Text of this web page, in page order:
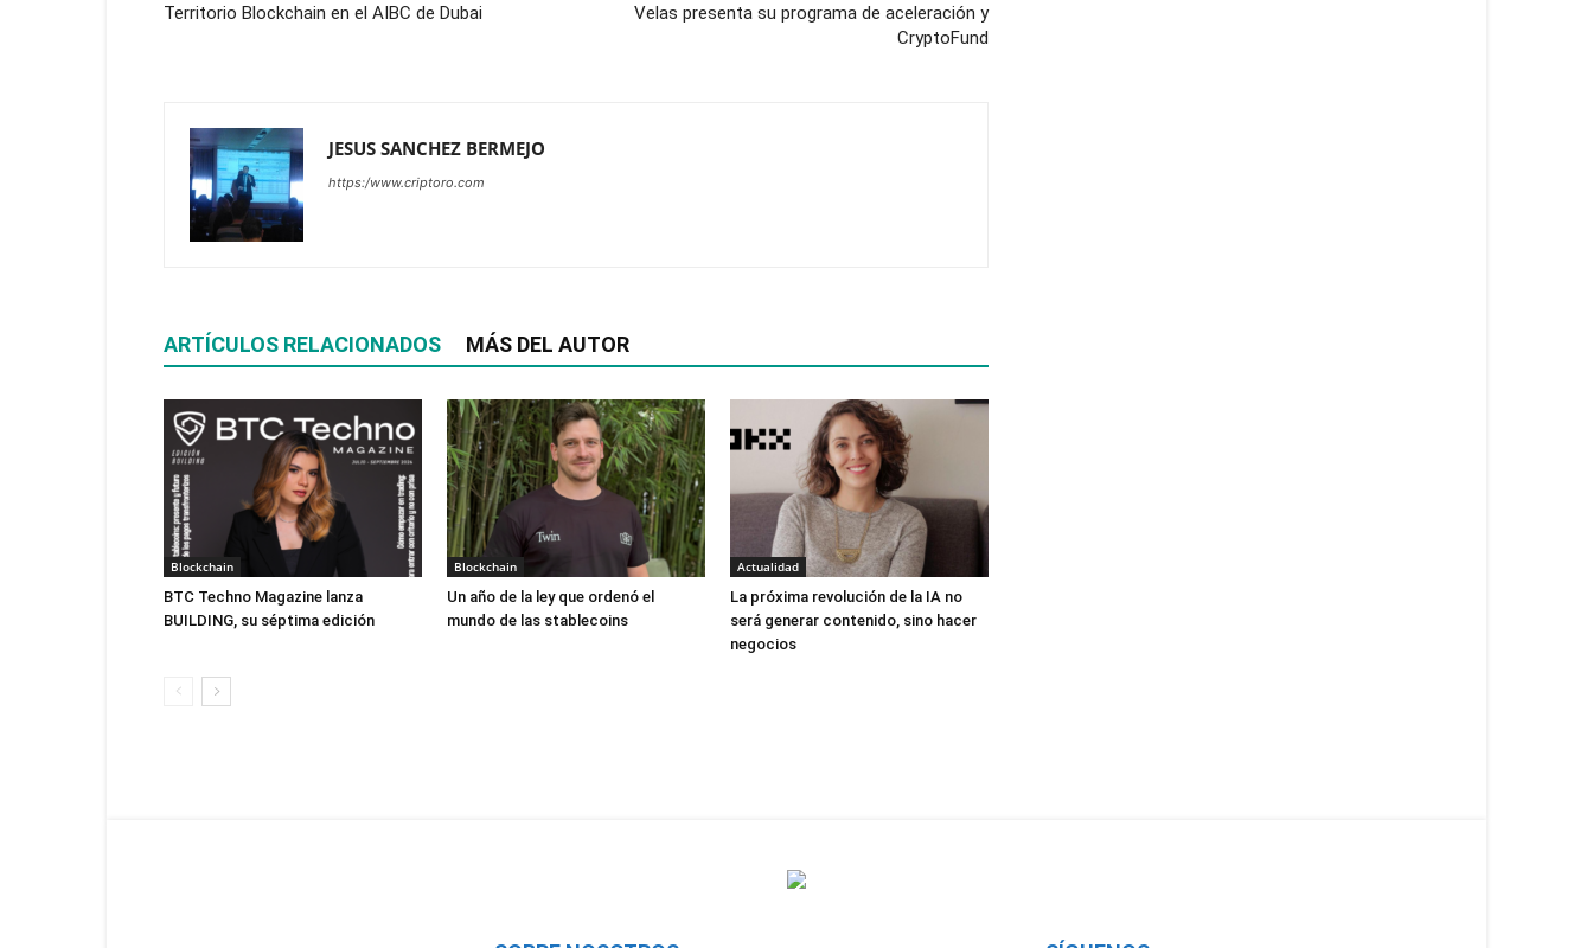
Territorio Blockchain en el AIBC de Dubai
Velas presenta su programa de aceleración y
CryptoFund
JESUS SANCHEZ BERMEJO
https:/www.criptoro.com
ARTÍCULOS RELACIONADOS MÁS DEL AUTOR
Blockchain
BTC Techno Magazine lanza
BUILDING, su séptima edición
Blockchain
Un año de la ley que ordenó el
mundo de las stablecoins
Actualidad
La próxima revolución de la IA no
será generar contenido, sino hacer
negocios